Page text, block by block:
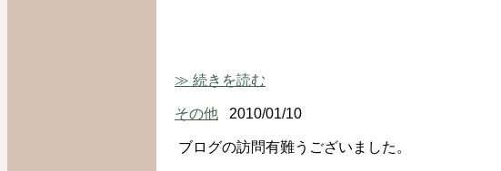
≫ 続きを読む
その他 2010/01/10
ブログの訪問有難うございました。